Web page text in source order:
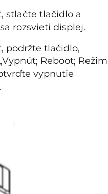
stlačte tlačidlo a
rozsvieti displej.
podržte tlačidlo,
Reboot; Režim
vypnutie